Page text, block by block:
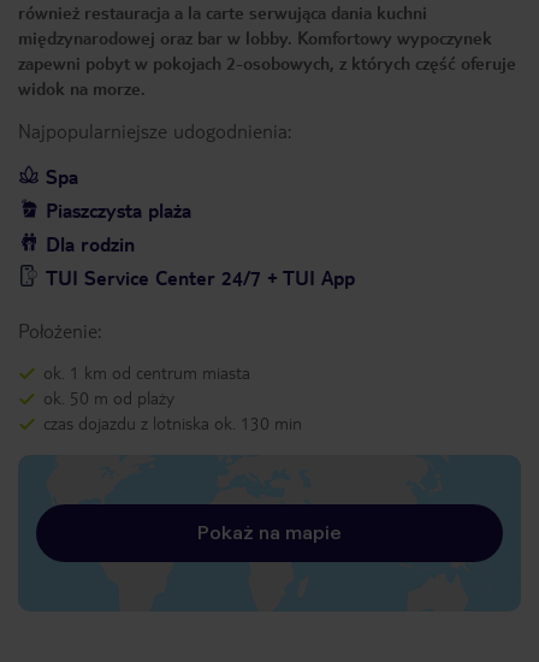
również restauracja a la carte serwująca dania kuchni
międzynarodowej oraz bar w lobby. Komfortowy wypoczynek
zapewni pobyt w pokojach 2-osobowych, z których część oferuje
widok na morze.
Najpopularniejsze udogodnienia:
Spa
Piaszczysta plaża
Dla rodzin
TUI Service Center 24/7 + TUI App
Położenie:
ok. 1 km od centrum miasta
ok. 50 m od plaży
czas dojazdu z lotniska ok. 130 min
Pokaż na mapie